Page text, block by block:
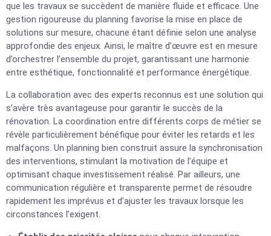
que les travaux se succèdent de manière fluide et efficace. Une
gestion rigoureuse du planning favorise la mise en place de
solutions sur mesure, chacune étant définie selon une analyse
approfondie des enjeux. Ainsi, le maître d’œuvre est en mesure
d’orchestrer l’ensemble du projet, garantissant une harmonie
entre esthétique, fonctionnalité et performance énergétique.
La collaboration avec des experts reconnus est une solution qui
s’avère très avantageuse pour garantir le succès de la
rénovation. La coordination entre différents corps de métier se
révèle particulièrement bénéfique pour éviter les retards et les
malfaçons. Un planning bien construit assure la synchronisation
des interventions, stimulant la motivation de l’équipe et
optimisant chaque investissement réalisé. Par ailleurs, une
communication régulière et transparente permet de résoudre
rapidement les imprévus et d’ajuster les travaux lorsque les
circonstances l’exigent.